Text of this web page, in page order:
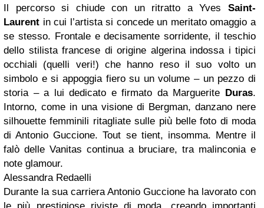
Il percorso si chiude con un ritratto a Yves Saint-
Laurent in cui l’artista si concede un meritato omaggio a
se stesso. Frontale e decisamente sorridente, il teschio
dello stilista francese di origine algerina indossa i tipici
occhiali (quelli veri!) che hanno reso il suo volto un
simbolo e si appoggia fiero su un volume – un pezzo di
storia – a lui dedicato e firmato da Marguerite Duras.
Intorno, come in una visione di Bergman, danzano nere
silhouette femminili ritagliate sulle più belle foto di moda
di Antonio Guccione. Tout se tient, insomma. Mentre il
falò delle Vanitas continua a bruciare, tra malinconia e
note glamour.
Alessandra Redaelli
Durante la sua carriera Antonio Guccione ha lavorato con